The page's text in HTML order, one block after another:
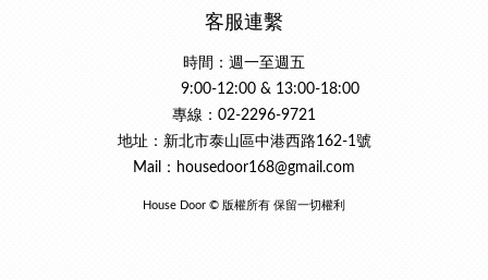
客服連繫
時間：週一至週五
9:00-12:00 & 13:00-18:00
專線：02-2296-9721
地址：新北市泰山區中港西路162-1號
Mail：housedoor168@gmail.com
House Door © 版權所有 保留一切權利